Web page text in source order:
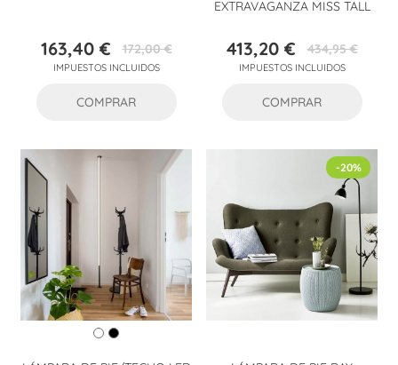
Precio
163,40 €Precio
base
172,00 €
IMPUESTOS INCLUIDOS
COMPRAR
EXTRAVAGANZA MISS TALL
Precio
413,20 €Precio
base
434,95 €
IMPUESTOS INCLUIDOS
COMPRAR
-20%